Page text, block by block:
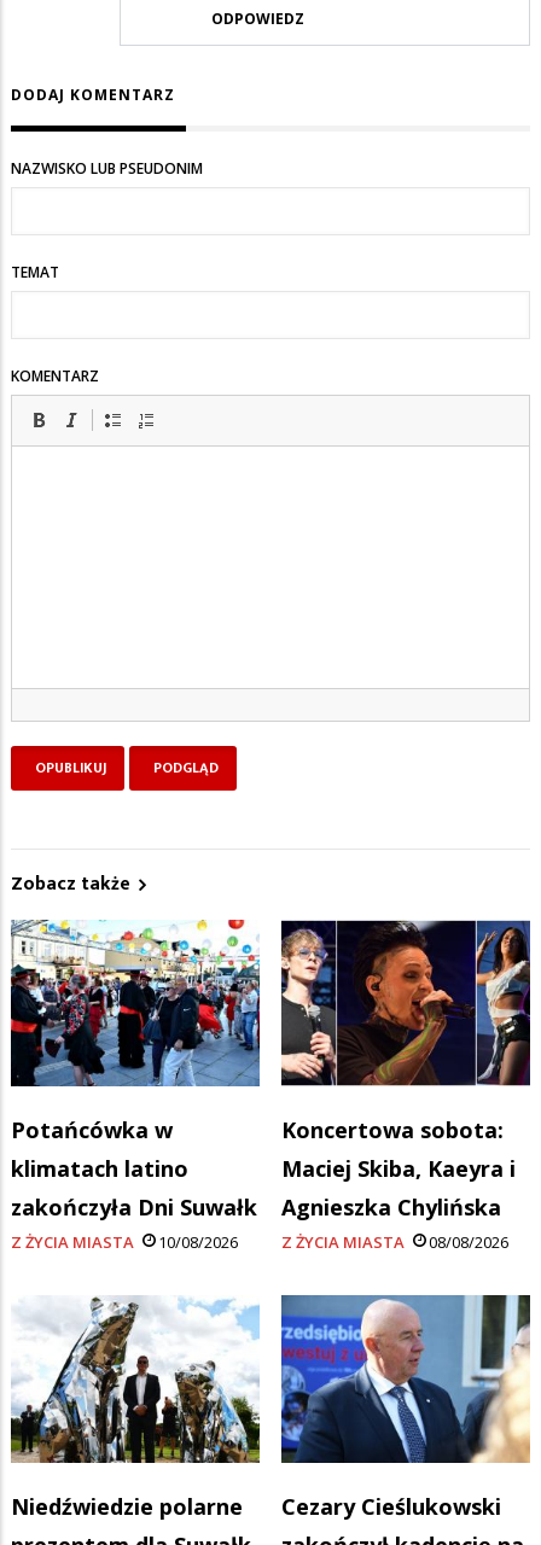
ODPOWIEDZ
DODAJ KOMENTARZ
NAZWISKO LUB PSEUDONIM
TEMAT
KOMENTARZ
Zobacz także
Potańcówka w
klimatach latino
zakończyła Dni Suwałk
Z ŻYCIA MIASTA 10/08/2026
Koncertowa sobota:
Maciej Skiba, Kaeyra i
Agnieszka Chylińska
Z ŻYCIA MIASTA 08/08/2026
Niedźwiedzie polarne
Cezary Cieślukowski